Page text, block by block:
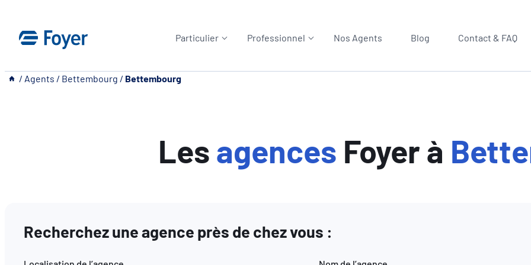
contenu
Particulier Professionnel Nos Agents Blog Contact & FAQ
__ / Agents / Bettembourg / Bettembourg
Les agences Foyer à
Recherchez une agence près de chez vous :